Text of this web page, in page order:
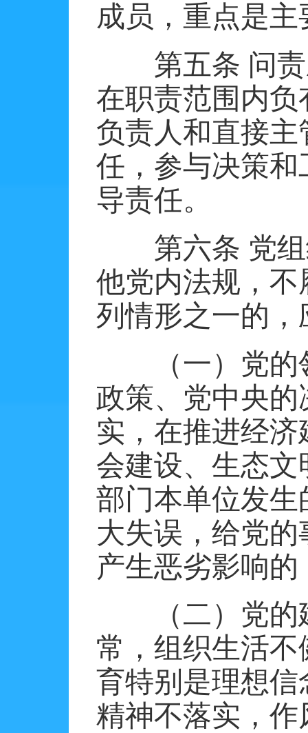
成员，重点是
第五条 问
在职责范围内
负责人和直接
任，参与决策
导责任。
第六条 党
他党内法规，
列情形之一的
（一）党
政策、党中央
实，在推进经
会建设、生态
部门本单位发
大失误，给党
产生恶劣影响的
（二）党
常，组织生活
育特别是理想
精神不落实，